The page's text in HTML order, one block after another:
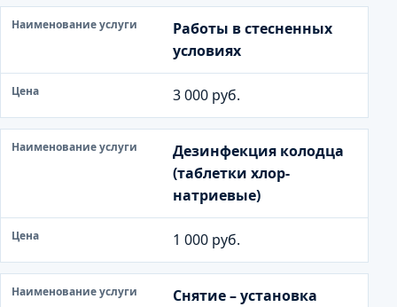
Работы в стесненных
условиях
3 000 руб.
Дезинфекция колодца
(таблетки хлор-
натриевые)
1 000 руб.
Снятие – установка